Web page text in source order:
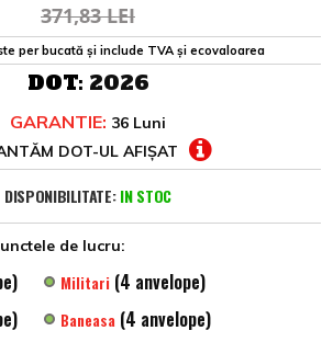
371,83 LEI
per bucată și include TVA și ecovaloarea
DOT: 2026
GARANTIE: 36 Luni
DOT-UL AFIȘAT
DISPONIBILITATE: IN STOC
de lucru:
Militari (4 anvelope)
Baneasa (4 anvelope)